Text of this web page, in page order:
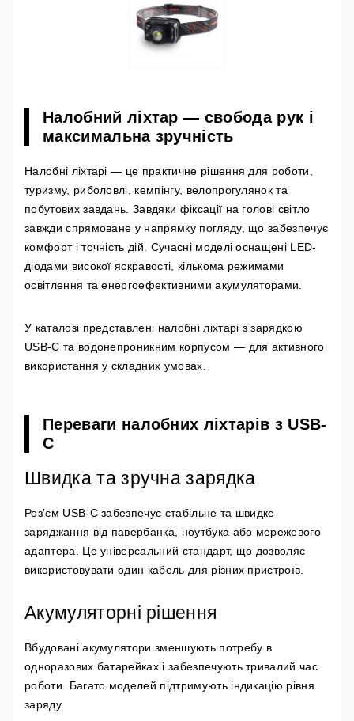
Налобний ліхтар — свобода рук і
максимальна зручність
Налобні ліхтарі — це практичне рішення для роботи,
туризму, риболовлі, кемпінгу, велопрогулянок та
побутових завдань. Завдяки фіксації на голові світло
завжди спрямоване у напрямку погляду, що забезпечує
комфорт і точність дій. Сучасні моделі оснащені LED-
діодами високої яскравості, кількома режимами
освітлення та енергоефективними акумуляторами.
У каталозі представлені налобні ліхтарі з зарядкою
USB-C та водонепроникним корпусом — для активного
використання у складних умовах.
Переваги налобних ліхтарів з USB-
C
Швидка та зручна зарядка
Роз’єм USB-C забезпечує стабільне та швидке
заряджання від павербанка, ноутбука або мережевого
адаптера. Це універсальний стандарт, що дозволяє
використовувати один кабель для різних пристроїв.
Акумуляторні рішення
Вбудовані акумулятори зменшують потребу в
одноразових батарейках і забезпечують тривалий час
роботи. Багато моделей підтримують індикацію рівня
заряду.